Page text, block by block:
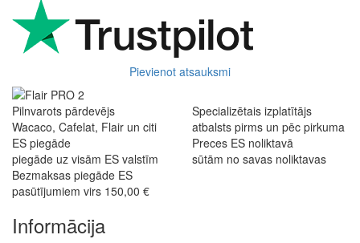
Pievienot atsauksmi
Pilnvarots pārdevējs
Wacaco, Cafelat, Flair un citi
Specializētais izplatītājs
atbalsts pirms un pēc pirkuma
ES piegāde
piegāde uz visām ES valstīm
Preces ES noliktavā
sūtām no savas noliktavas
Bezmaksas piegāde ES
pasūtījumiem virs 150,00 €
Informācija